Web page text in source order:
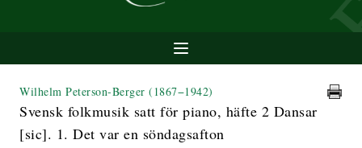
Wilhelm Peterson-Berger (1867−1942)
Svensk folkmusik satt för piano, häfte 2 Dansar
[sic]. 1. Det var en söndagsafton